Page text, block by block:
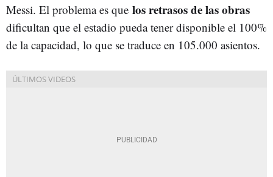
Messi. El problema es que los retrasos de las obras
dificultan que el estadio pueda tener disponible el 100%
de la capacidad, lo que se traduce en 105.000 asientos.